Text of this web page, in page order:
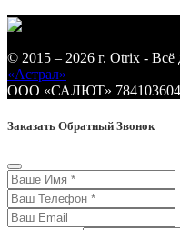
© 2015 – 2026 г. Otrix -
«Астрал»
ООО «САЛЮТ»
Заказать Обратный Звонок